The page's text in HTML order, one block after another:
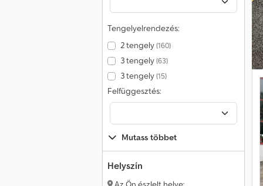
Tengelyelrendezés:
2 tengely(160)
3 tengely(63)
3 tengely(15)
Felfüggesztés:
Mutass többet
Helyszín